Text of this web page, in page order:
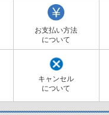
お支払い方法
について
キャンセル
について